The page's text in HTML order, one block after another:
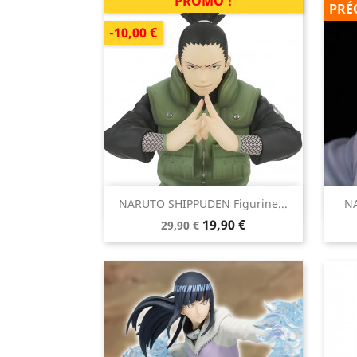
NARUTO SHIPPUDEN Figurine...
Prix
de
29,90 € Prix
19,90 €
-10,00 €
Aperçu rapide